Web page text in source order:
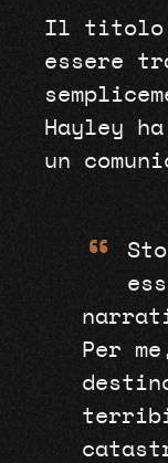
Il titolo
essere
Hayley
un
“
Per